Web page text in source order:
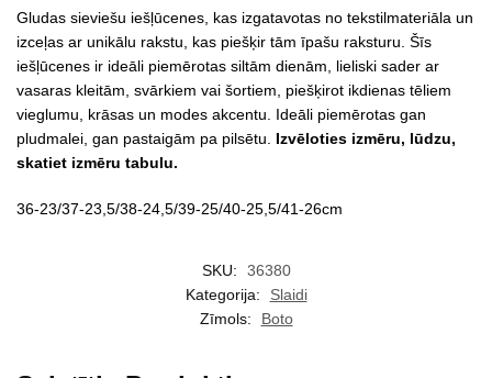
Gludas sieviešu iešļūcenes, kas izgatavotas no tekstilmateriāla un
izceļas ar unikālu rakstu, kas piešķir tām īpašu raksturu. Šīs
iešļūcenes ir ideāli piemērotas siltām dienām, lieliski sader ar
vasaras kleitām, svārkiem vai šortiem, piešķirot ikdienas tēliem
vieglumu, krāsas un modes akcentu. Ideāli piemērotas gan
pludmalei, gan pastaigām pa pilsētu. Izvēloties izmēru, lūdzu,
skatiet izmēru tabulu.
36-23/37-23,5/38-24,5/39-25/40-25,5/41-26cm
SKU:
36380
Kategorija:
Slaidi
Zīmols:
Boto